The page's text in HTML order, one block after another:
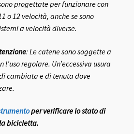
progettate per funzionare con
o 12 velocità, anche se sono
a velocità diverse.
: Le catene sono soggette a
l’uso regolare. Un’eccessiva usura
cambiata e di tenuta dove
per verificare lo stato di
bicicletta.